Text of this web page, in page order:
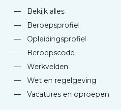
—
Bekijk alles
—
Beroepsprofiel
—
Opleidingsprofiel
—
Beroepscode
—
Werkvelden
—
Wet en regelgeving
—
Vacatures en oproepen